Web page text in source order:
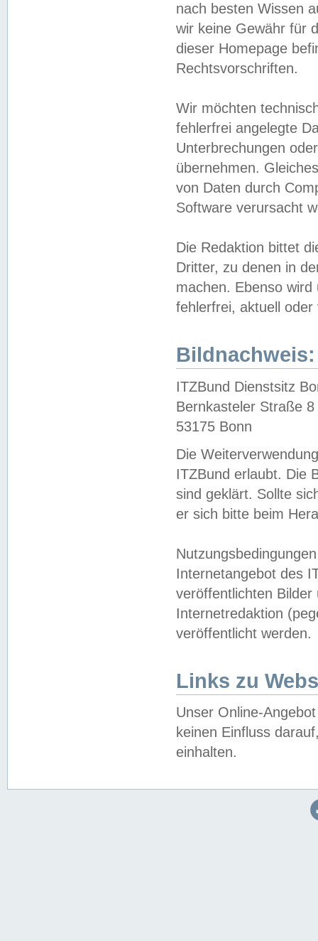
nach besten Wissen
wir keine Gewähr für
dieser Homepage
Rechtsvorschriften.
Wir möchten
fehlerfrei angelegte
Unterbrechungen
übernehmen.
von Daten durch
Software verursacht
Die Redaktion bittet
Dritter, zu denen in
machen. Ebenso
fehlerfrei, aktuell oder
Bildnachweis:
ITZBund Dienstsitz
Bernkasteler Straße 8
53175 Bonn
Die
ITZBund erlaubt. Die
sind geklärt. Sollte
er sich bitte beim
Internetangebot des
veröffentlichten
Internetredaktion
veröffentlicht werden.
Links zu
Unser Online-
keinen Einfluss
einhalten.